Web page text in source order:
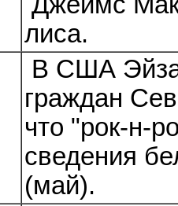
лиса.
В США Эйза
граждан
что "рок-н-
сведения
(май).